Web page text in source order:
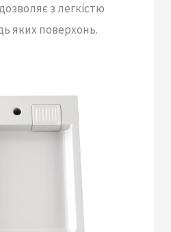
з легкістю
яких поверхонь.